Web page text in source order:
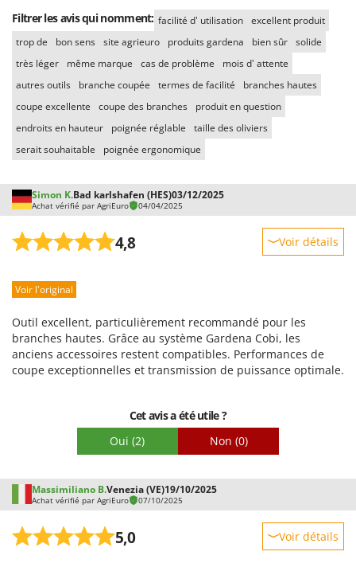
Telwin
Tenco
Tineco
Titania
Tornado
Tre Spade
Trev - Abrek - TecnoVIR
Troy-Bilt
U
Udor
V
Verdemax
Vesco
Volpi
Wiper EcoRobot
Wolf Garten
Wortex
Filtrer les avis qui nomment: facilité d' utilisation
excellent produit
trop de
bon sens site agrieuro produits gardena bien sûr solide
très léger
même marque cas de problème
mois d' attente
autres outils
branche coupée termes de facilité
branches hautes
coupe excellente
coupe des branches
produit en question
endroits en hauteur
poignée réglable
taille des oliviers
serait souhaitable
poignée ergonomique
Simon K.Bad karlshafen (HES)03/12/2025
Achat vérifié par AgriEuro 04/04/2025
4,8 Voir détails
Prestations
Qualité / Prix
Facilité de montage
Voir l'original
Outil excellent, particulièrement recommandé pour les
branches hautes. Grâce au système Gardena Cobi, les
anciens accessoires restent compatibles. Performances de
coupe exceptionnelles et transmission de puissance optimale.
Cet avis a été utile ?
Oui (2) Non (0)
Massimiliano B.Venezia (VE)19/10/2025
Achat vérifié par AgriEuro 07/10/2025
5,0 Voir détails